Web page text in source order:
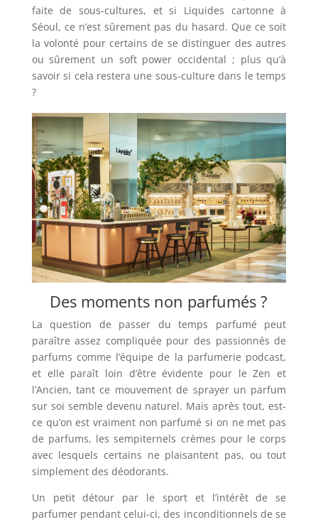
faite de sous-cultures, et si Liquides cartonne à
Séoul, ce n’est sûrement pas du hasard. Que ce soit
la volonté pour certains de se distinguer des autres
ou sûrement un soft power occidental ; plus qu’à
savoir si cela restera une sous-culture dans le temps
?
Des moments non parfumés ?
La question de passer du temps parfumé peut
paraître assez compliquée pour des passionnés de
parfums comme l’équipe de la parfumerie podcast,
et elle paraît loin d’être évidente pour le Zen et
l’Ancien, tant ce mouvement de sprayer un parfum
sur soi semble devenu naturel. Mais après tout, est-
ce qu’on est vraiment non parfumé si on ne met pas
de parfums, les sempiternels crèmes pour le corps
avec lesquels certains ne plaisantent pas, ou tout
simplement des déodorants.
Un petit détour par le sport et l’intérêt de se
parfumer pendant celui-ci, des inconditionnels de se